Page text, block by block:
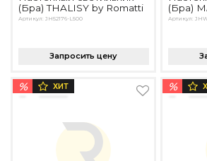
(Бра) THALISY by Romatti
Артикул: JH52176-L500
Запросить цену
(Бра)
Артикул:
% ХИТ %